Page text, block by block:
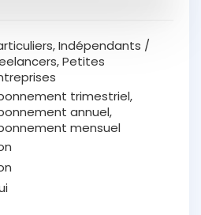
Indépendants /
Petites
trimestriel,
annuel,
mensuel